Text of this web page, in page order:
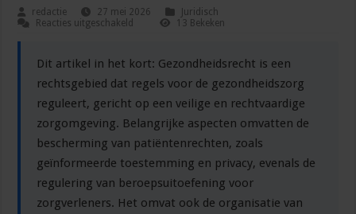
redactie 27 mei 2026
Juridisch
Reacties uitgeschakeld
met
betrekking
tot
de
organisatie
en
levering
van
rechten
van
patiënten
en
13 Bekeken
Dit artikel in het kort: Gezondheidsrecht is een
rechtsgebied dat regels voor de gezondheidszorg
reguleert, gericht op een veilige en rechtvaardige
zorgomgeving. Belangrijke aspecten omvatten de
bescherming van patiëntenrechten, zoals
geïnformeerde toestemming en privacy, evenals de
regulering van beroepsuitoefening voor
zorgverleners. Het omvat ook de organisatie van